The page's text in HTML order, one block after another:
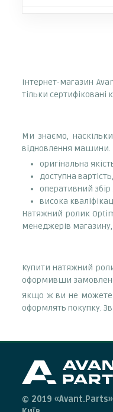
Інтернет-магазин
Тільки сертифіковані
Ми знаємо,
відновлення машини.
оригінальна
доступна
оперативний збір
висока
Натяжний ролик
менеджерів
Купити натяжний
оформивши
Якщо ж ви не можете
оформлять покупку.
© 2019